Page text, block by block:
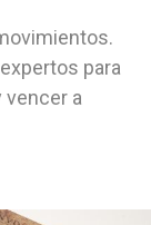
para
vencer a